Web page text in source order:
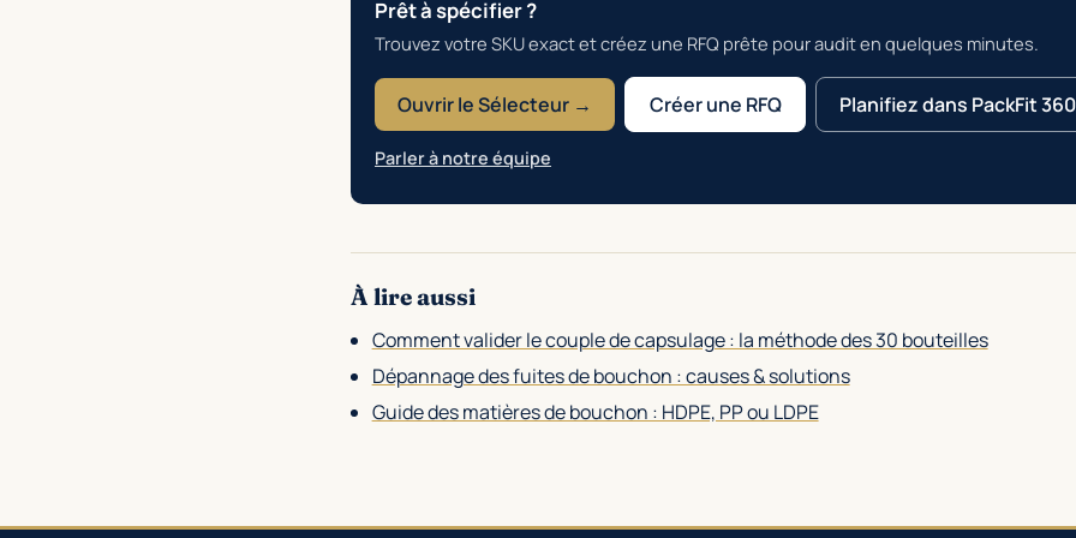
Prêt à spécifier ?
Trouvez votre SKU exact et créez une RFQ prête pour audit en quelques minutes.
Ouvrir le Sélecteur → Créer une RFQ Planifiez dans PackFit
Parler à notre équipe
À lire aussi
Comment valider le couple de capsulage : la méthode des 30 bouteilles
Dépannage des fuites de bouchon : causes & solutions
Guide des matières de bouchon : HDPE, PP ou LDPE